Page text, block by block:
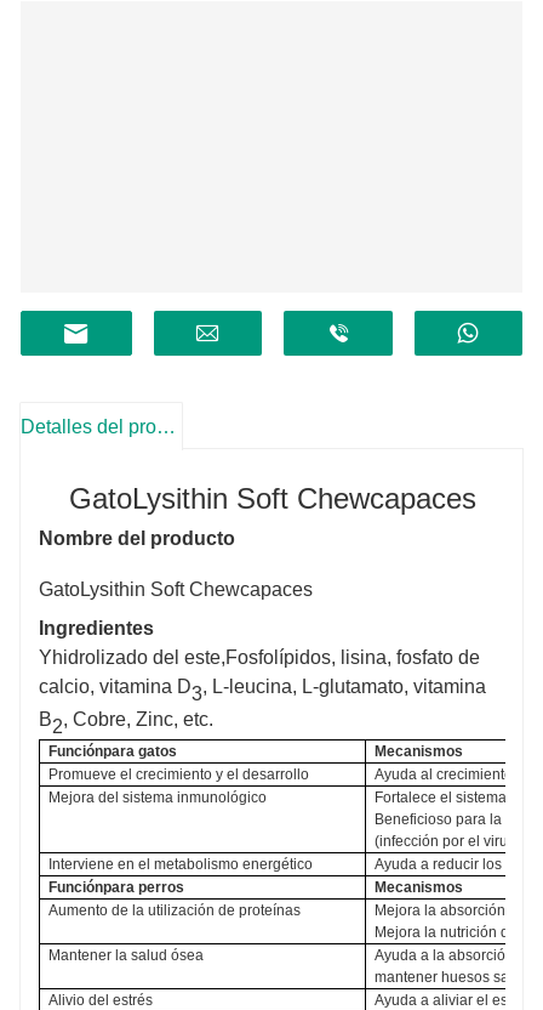
Detalles del producto
GatoLysithin Soft Chewcapaces
Nombre del producto
GatoLysithin Soft Chewcapaces
Ingredientes
Yhidrolizado del este,Fosfolípidos, lisina, fosfato de
calcio, vitamina D3, L-leucina, L-glutamato, vitamina
B2, Cobre, Zinc, etc.
Funciónpara gatos
Mecanismos
Promueve el crecimiento y el desarrollo
Ayuda al crecimiento
Mejora del sistema inmunológico
Fortalece el sistema
Beneficioso para la
(infección por el virus del
Interviene en el metabolismo energético
Ayuda a reducir los
Funciónpara perros
Mecanismos
Aumento de la utilización de proteínas
Mejora la absorción y
Mejora la nutrición
Mantener la salud ósea
Ayuda a la absorción de
mantener huesos sanos.
Alivio del estrés
Ayuda a aliviar el estrés